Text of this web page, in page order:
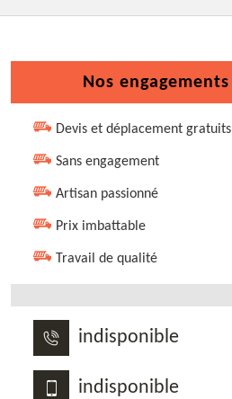
Nos engagements
Devis et déplacement gratuits
Sans engagement
Artisan passionné
Prix imbattable
Travail de qualité
indisponible
indisponible